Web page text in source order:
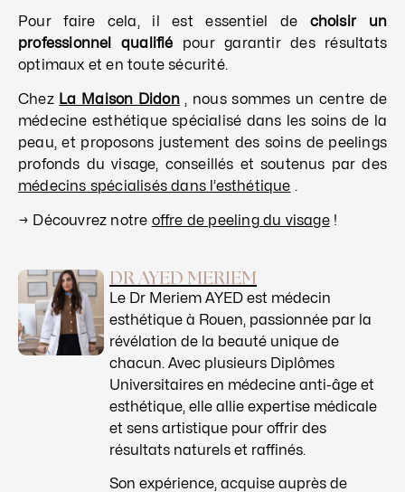
Pour faire cela, il est essentiel de choisir un
professionnel qualifié pour garantir des résultats
optimaux et en toute sécurité.
Chez La Maison Didon , nous sommes un centre de
médecine esthétique spécialisé dans les soins de la
peau, et proposons justement des soins de peelings
profonds du visage, conseillés et soutenus par des
médecins spécialisés dans l’esthétique .
→ Découvrez notre offre de peeling du visage!
DR AYED MERIEM
Le Dr Meriem AYED est médecin
esthétique à Rouen, passionnée par la
révélation de la beauté unique de
chacun. Avec plusieurs Diplômes
Universitaires en médecine anti-âge et
esthétique, elle allie expertise médicale
et sens artistique pour offrir des
résultats naturels et raffinés.
Son expérience, acquise auprès de